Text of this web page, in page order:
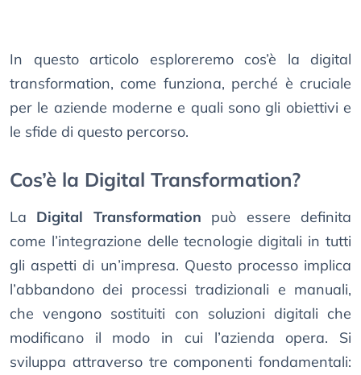
In questo articolo esploreremo cos’è la digital
transformation, come funziona, perché è cruciale
per le aziende moderne e quali sono gli obiettivi e
le sfide di questo percorso.
Cos’è la Digital Transformation?
La Digital Transformation può essere definita
come l’integrazione delle tecnologie digitali in tutti
gli aspetti di un’impresa. Questo processo implica
l’abbandono dei processi tradizionali e manuali,
che vengono sostituiti con soluzioni digitali che
modificano il modo in cui l’azienda opera. Si
sviluppa attraverso tre componenti fondamentali: